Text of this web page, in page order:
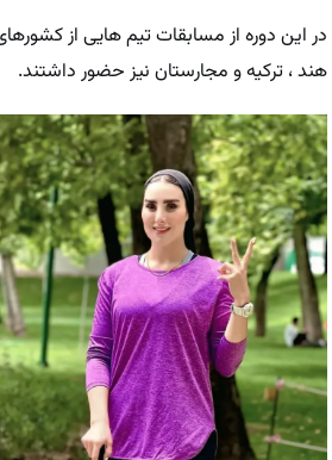
در این دوره از مسابقات تیم هایی از کشورهای
هند ، ترکیه و مجارستان نیز حضور داشتند.